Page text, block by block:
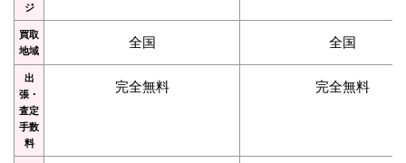
ジ
買取
地域
全国 全国
出
張・
査定
手数
料
完全無料 完全無料